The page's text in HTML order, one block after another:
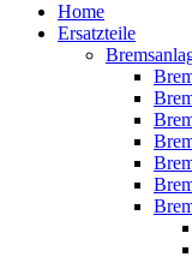
Home
Ersatzteile